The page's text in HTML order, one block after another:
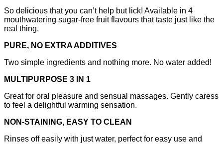
So delicious that you can’t help but lick! Available in 4
mouthwatering sugar-free fruit flavours that taste just like the
real thing.
PURE, NO EXTRA ADDITIVES
Two simple ingredients and nothing more. No water added!
MULTIPURPOSE 3 IN 1
Great for oral pleasure and sensual massages. Gently caress
to feel a delightful warming sensation.
NON-STAINING, EASY TO CLEAN
Rinses off easily with just water, perfect for easy use and